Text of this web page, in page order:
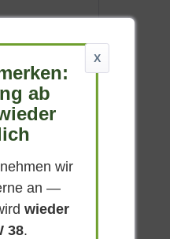
7,20 € *
®'
®'
X
ab
wir
an —
wieder
38.